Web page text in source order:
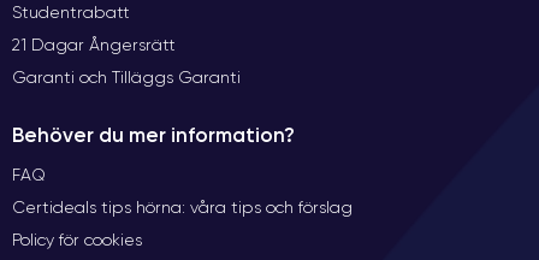
Studentrabatt
21 Dagar Ångersrätt
Garanti och Tilläggs Garanti
Behöver du mer information?
FAQ
Certideals tips hörna: våra tips och förslag
Policy för cookies